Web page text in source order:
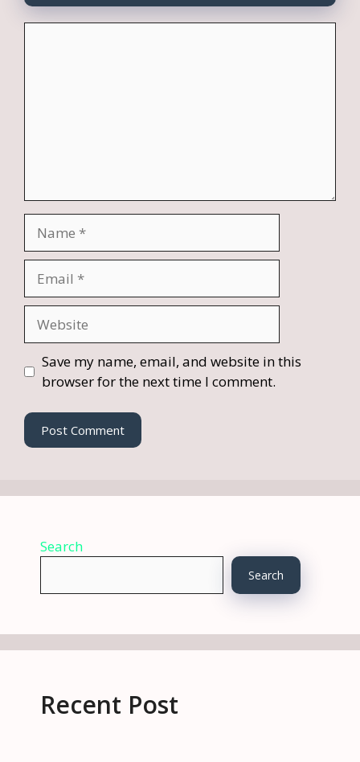
Save my name, email, and website in this
browser for the next time I comment.
Search
Search
Recent Post